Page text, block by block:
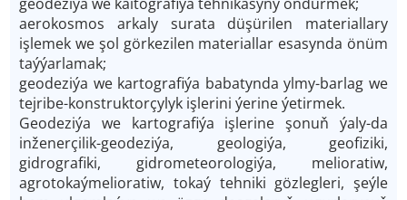
aerokosmos arkaly surata düşürilen materiallary
işlemek we şol görkezilen materiallar esasynda önüm
taýýarlamak;
geodeziýa we kartografiýa babatynda ylmy-barlag we
tejribe-konstruktorçylyk işlerini ýerine ýetirmek.
Geodeziýa we kartografiýa işlerine şonuň ýaly-da
inženerçilik-geodeziýa, geologiýa, geofiziki,
gidrografiki, gidrometeorologiýa, melioratiw,
agrotokaýmelioratiw, tokaý tehniki gözlegleri, şeýle